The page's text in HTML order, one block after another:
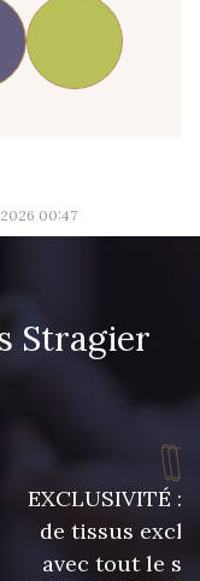
00:47
Stragier
EXCLUSIVITÉ :
de tissus
avec tout le